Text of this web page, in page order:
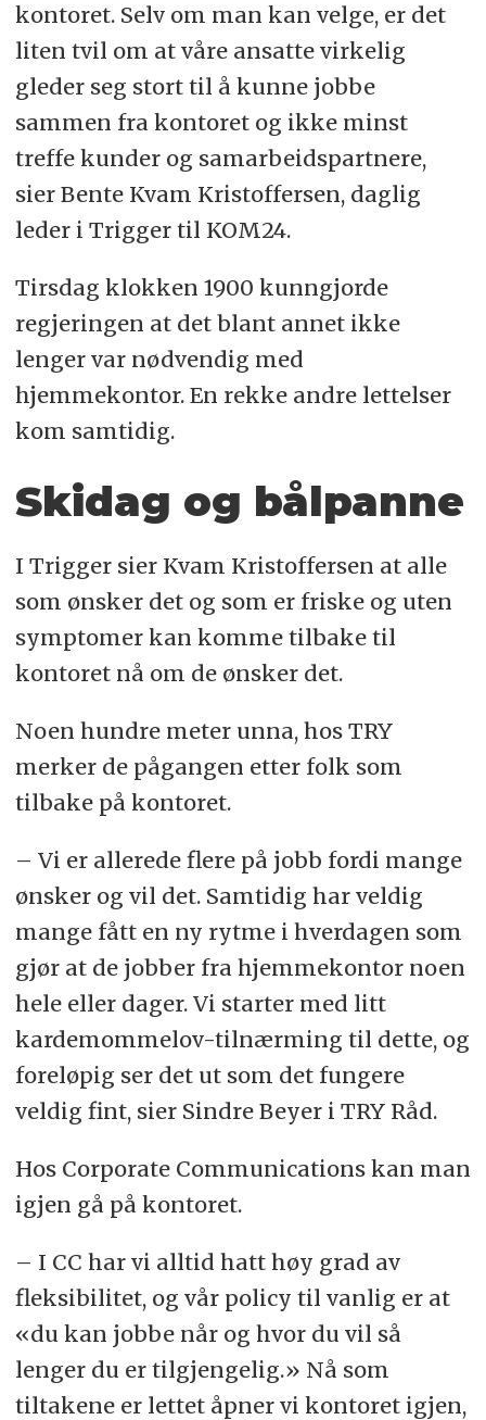
kontoret. Selv om man kan velge, er det
liten tvil om at våre ansatte virkelig
gleder seg stort til å kunne jobbe
sammen fra kontoret og ikke minst
treffe kunder og samarbeidspartnere,
sier Bente Kvam Kristoffersen, daglig
leder i Trigger til KOM24.
Tirsdag klokken 1900 kunngjorde
regjeringen at det blant annet ikke
lenger var nødvendig med
hjemmekontor. En rekke andre lettelser
kom samtidig.
Skidag og bålpanne
I Trigger sier Kvam Kristoffersen at alle
som ønsker det og som er friske og uten
symptomer kan komme tilbake til
kontoret nå om de ønsker det.
Noen hundre meter unna, hos TRY
merker de pågangen etter folk som
tilbake på kontoret.
– Vi er allerede flere på jobb fordi mange
ønsker og vil det. Samtidig har veldig
mange fått en ny rytme i hverdagen som
gjør at de jobber fra hjemmekontor noen
hele eller dager. Vi starter med litt
kardemommelov-tilnærming til dette, og
foreløpig ser det ut som det fungere
veldig fint, sier Sindre Beyer i TRY Råd.
Hos Corporate Communications kan man
igjen gå på kontoret.
– I CC har vi alltid hatt høy grad av
fleksibilitet, og vår policy til vanlig er at
«du kan jobbe når og hvor du vil så
lenger du er tilgjengelig.» Nå som
tiltakene er lettet åpner vi kontoret igjen,